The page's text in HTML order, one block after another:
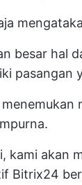
besar hal
pasangan
kami akan
Bitrix24